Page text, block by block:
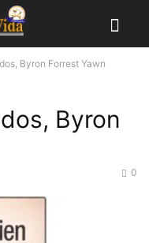
Byron Forrest Yawn
Byron
0